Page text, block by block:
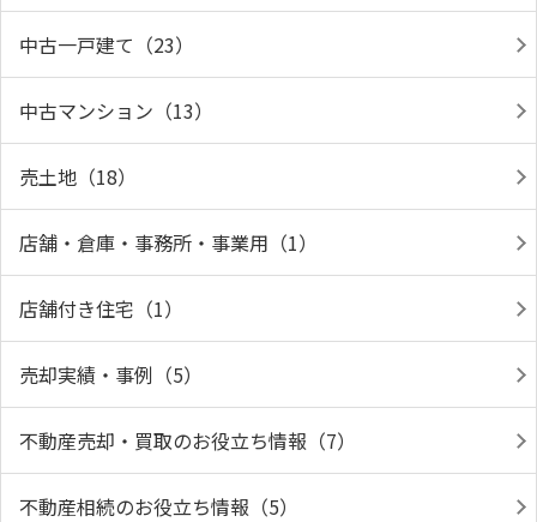
中古一戸建て（23）
中古マンション（13）
売土地（18）
店舗・倉庫・事務所・事業用（1）
店舗付き住宅（1）
売却実績・事例（5）
不動産売却・買取のお役立ち情報（7）
不動産相続のお役立ち情報（5）